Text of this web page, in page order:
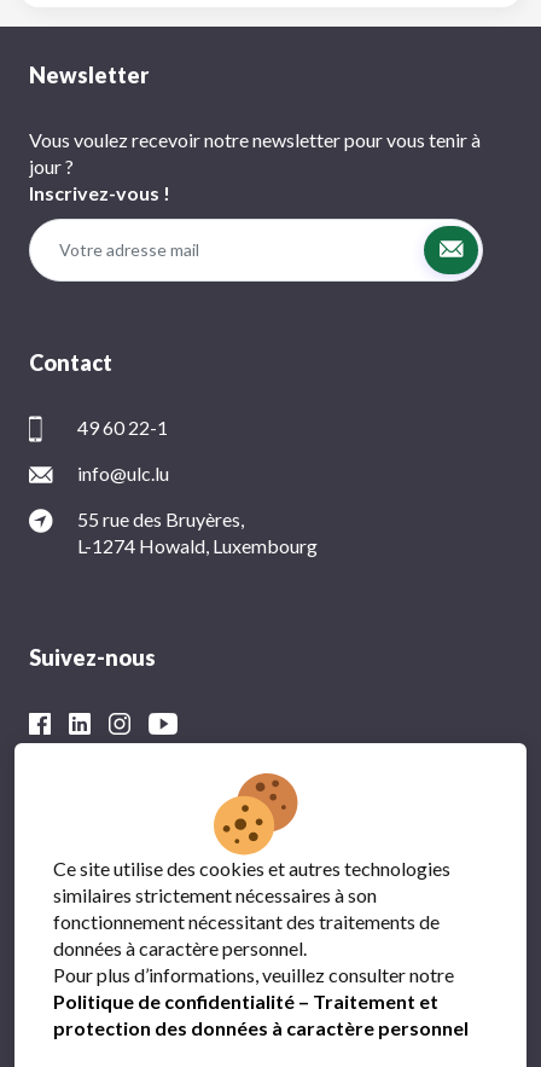
Newsletter
Vous voulez recevoir notre newsletter pour vous tenir à
jour ?
Inscrivez-vous !
Contact
49 60 22-1
info@ulc.lu
55 rue des Bruyères,
L-1274 Howald, Luxembourg
Suivez-nous
Avec le soutien financier du
Ce site utilise des cookies et autres technologies
similaires strictement nécessaires à son
fonctionnement nécessitant des traitements de
données à caractère personnel.
Pour plus d’informations, veuillez consulter notre
Politique de confidentialité – Traitement et
protection des données à caractère personnel